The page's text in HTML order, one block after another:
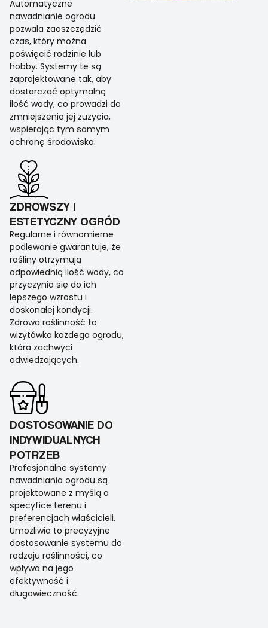
Automatyczne
nawadnianie ogrodu
pozwala zaoszczędzić
czas, który można
poświęcić rodzinie lub
hobby. Systemy te są
zaprojektowane tak, aby
dostarczać optymalną
ilość wody, co prowadzi do
zmniejszenia jej zużycia,
wspierając tym samym
ochronę środowiska.
ZDROWSZY I
ESTETYCZNY OGRÓD
Regularne i równomierne
podlewanie gwarantuje, że
rośliny otrzymują
odpowiednią ilość wody, co
przyczynia się do ich
lepszego wzrostu i
doskonałej kondycji.
Zdrowa roślinność to
wizytówka każdego ogrodu,
która zachwyci
odwiedzających.
DOSTOSOWANIE DO
INDYWIDUALNYCH
POTRZEB
Profesjonalne systemy
nawadniania ogrodu są
projektowane z myślą o
specyfice terenu i
preferencjach właścicieli.
Umożliwia to precyzyjne
dostosowanie systemu do
rodzaju roślinności, co
wpływa na jego
efektywność i
długowieczność.